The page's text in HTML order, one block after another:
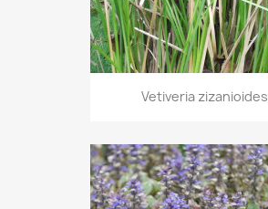
Vetiveria zizanioides